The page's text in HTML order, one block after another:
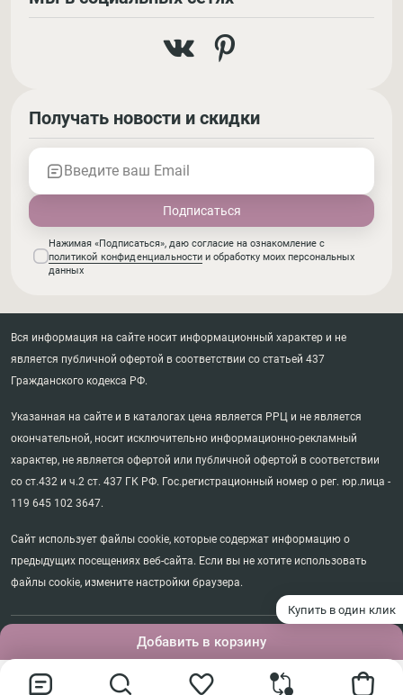
Добавить в корзину
Купить в один клик
Получать новости и скидки
Введите ваш Email
Нажимая «Подписаться», даю согласие на ознакомление с
политикой конфиденциальности и обработку моих персональных
данных
Вся информация на сайте носит информационный характер и не
является публичной офертой в соответствии со статьей 437
Гражданского кодекса РФ.
Указанная на сайте и в каталогах цена является РРЦ и не является
окончательной, носит исключительно информационно-рекламный
характер, не является офертой или публичной офертой в соответствии
со ст.432 и ч.2 ст. 437 ГК РФ. Гос.регистрационный номер о рег. юр.лица -
119 645 102 3647.
Сайт использует файлы cookie, которые содержат информацию о
предыдущих посещениях веб-сайта. Если вы не хотите использовать
файлы cookie, измените настройки браузера.
©диваны.frendom, 2018-2026. Все права защищены.